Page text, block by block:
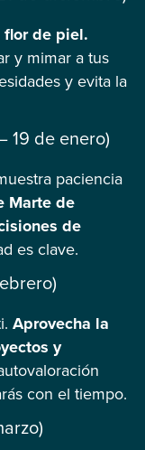
flor de piel.
y mimar a tus
y evita la
19 de enero)
paciencia
Marte de
de
es clave.
Aprovecha la
y
con el tiempo.